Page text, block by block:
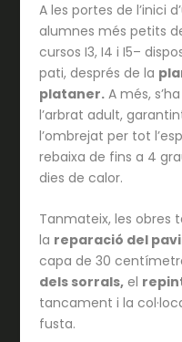
A les portes de l’inici
alumnes més petits
cursos I3, I4 i I5–
pati, després de la
plataner.A més,
l’arbrat adult,
l’ombrejat per tot
rebaixa de fins a 4
dies de calor.
Tanmateix, les obres
la reparació del
capa de 30
dels sorrals,el
tancament i la
fusta.